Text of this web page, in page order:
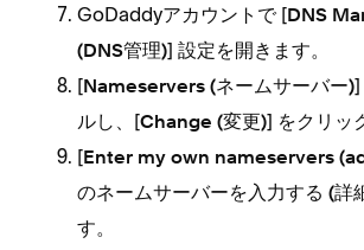
GoDaddyアカウントで [⁠⁠⁠DNS
(⁠⁠⁠DNS管理⁠⁠⁠)⁠⁠⁠] 設定を開きます⁠⁠⁠。
[⁠⁠⁠Nameservers (⁠⁠⁠ネ⁠⁠⁠ームサ⁠⁠⁠ーバ⁠⁠⁠ー⁠⁠⁠)⁠⁠⁠]
ルし⁠⁠⁠、[⁠⁠⁠Change (⁠⁠⁠変更⁠⁠⁠)⁠⁠⁠] をクリ⁠⁠⁠ッ
[⁠⁠⁠Enter my own nameservers
のネ⁠⁠⁠ームサ⁠⁠⁠ーバ⁠⁠⁠ーを入力する (⁠⁠⁠詳
す⁠⁠⁠。